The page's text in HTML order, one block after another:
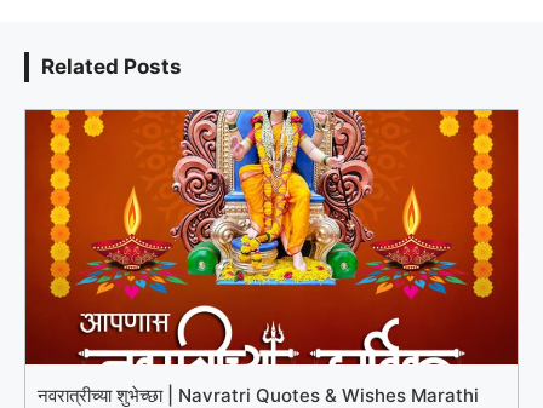
Related Posts
नवरात्रीच्या शुभेच्छा | Navratri Quotes & Wishes Marathi